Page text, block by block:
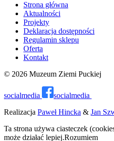
Strona główna
Aktualności
Projekty
Deklaracja dostępności
Regulamin sklepu
Oferta
Kontakt
© 2026 Muzeum Ziemi Puckiej
socialmedia
socialmedia
Realizacja Paweł Hincka & Jan
Ta strona używa ciasteczek
może działać lepiej.Rozumiem